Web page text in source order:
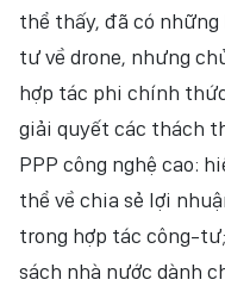
thể thấy, đã có
tư về drone, nhưng
hợp tác phi chính
giải quyết các thách
PPP công nghệ cao:
thể về chia sẻ lợi
trong hợp tác công-
sách nhà nước dành